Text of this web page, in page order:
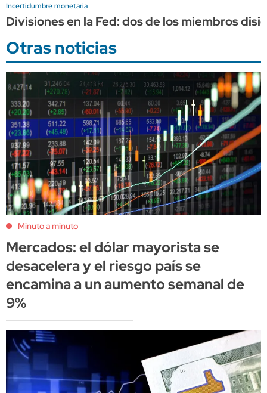
Incertidumbre monetaria
Divisiones en la Fed: dos de los miembros
Otras noticias
Minuto a minuto
Mercados: el dólar mayorista se
desacelera y el riesgo país se
encamina a un aumento semanal de
9%